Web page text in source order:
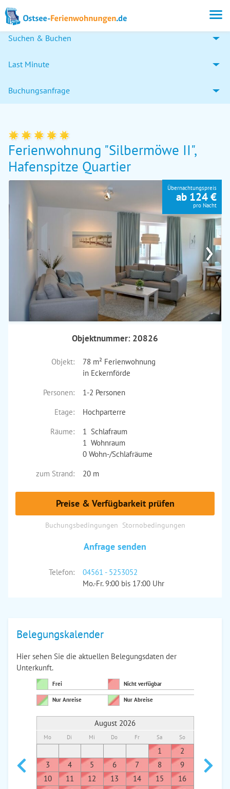
Suchen & Buchen
Last Minute
Buchungsanfrage
Ferienwohnung "Silbermöwe II",
Hafenspitze Quartier
›
Übernachtungspreis
ab 124 €
pro Nacht
Objektnummer: 20826
Objekt:
78 m² Ferienwohnung
in Eckernförde
Personen:
1-2 Personen
Etage:
Hochparterre
Räume:
1 Schlafraum
1 Wohnraum
0 Wohn-/Schlafräume
zum Strand:
20 m
Preise & Verfügbarkeit prüfen
Buchungsbedingungen Stornobedingungen
Anfrage senden
Telefon:
04561 - 5253052
Mo.-Fr. 9:00 bis 17:00 Uhr
Belegungskalender
Hier sehen Sie die aktuellen Belegungsdaten der
Unterkunft.
Frei Nicht verfügbar
Nur Anreise Nur Abreise
August 2026
Mo Di Mi Do Fr Sa So
1
2
3
4 5 6 7 8
9
10
11 12 13 14 15
16
7